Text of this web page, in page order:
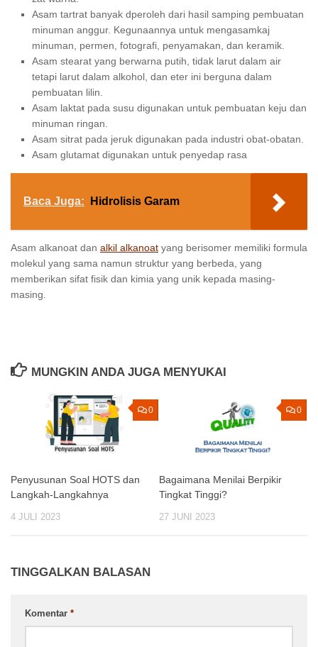
Asam tartrat banyak dperoleh dari hasil samping pembuatan
minuman anggur. Kegunaannya untuk mengasamkaj
minuman, permen, fotografi, penyamakan, dan keramik.
Asam stearat yang berwarna putih, tidak larut dalam air
tetapi larut dalam alkohol, dan eter ini berguna dalam
pembuatan lilin.
Asam laktat pada susu digunakan untuk pembuatan keju dan
minuman ringan.
Asam sitrat pada jeruk digunakan pada industri obat-obatan.
Asam glutamat digunakan untuk penyedap rasa
Baca Juga: Hidrolisis Garam
Asam alkanoat dan alkil alkanoat yang berisomer memiliki formula
molekul yang sama namun struktur yang berbeda, yang
memberikan sifat fisik dan kimia yang unik kepada masing-
masing.
MUNGKIN ANDA JUGA MENYUKAI
0
Penyusunan Soal HOTS dan
Langkah-Langkahnya
4 JULI 2023
0
Bagaimana Menilai Berpikir
Tingkat Tinggi?
27 JUNI 2023
TINGGALKAN BALASAN
Komentar *